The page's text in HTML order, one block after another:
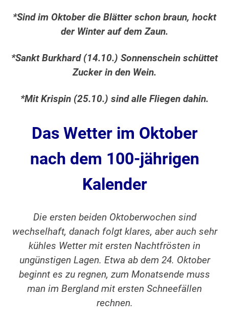
*Sind im Oktober die Blätter schon braun, hockt
der Winter auf dem Zaun.
*Sankt Burkhard (14.10.) Sonnenschein schüttet
Zucker in den Wein.
*Mit Krispin (25.10.) sind alle Fliegen dahin.
Das Wetter im Oktober
nach dem 100-jährigen
Kalender
Die ersten beiden Oktoberwochen sind
wechselhaft, danach folgt klares, aber auch sehr
kühles Wetter mit ersten Nachtfrösten in
ungünstigen Lagen. Etwa ab dem 24. Oktober
beginnt es zu regnen, zum Monatsende muss
man im Bergland mit ersten Schneefällen
rechnen.